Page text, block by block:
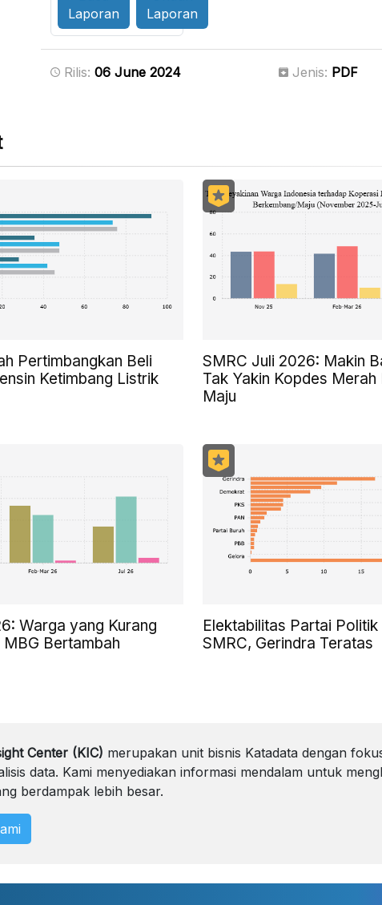
Laporan
Laporan
Rilis: 06 June 2024 Jenis: PDF
Pertimbangkan Beli
Ketimbang Listrik
SMRC Juli 2026: Makin
Tak Yakin Kopdes Merah
Maju
Warga yang Kurang
Bertambah
Elektabilitas Partai
SMRC, Gerindra Teratas
Center (KIC) merupakan unit bisnis Katadata dengan
data. Kami menyediakan informasi mendalam untuk
berdampak lebih besar.